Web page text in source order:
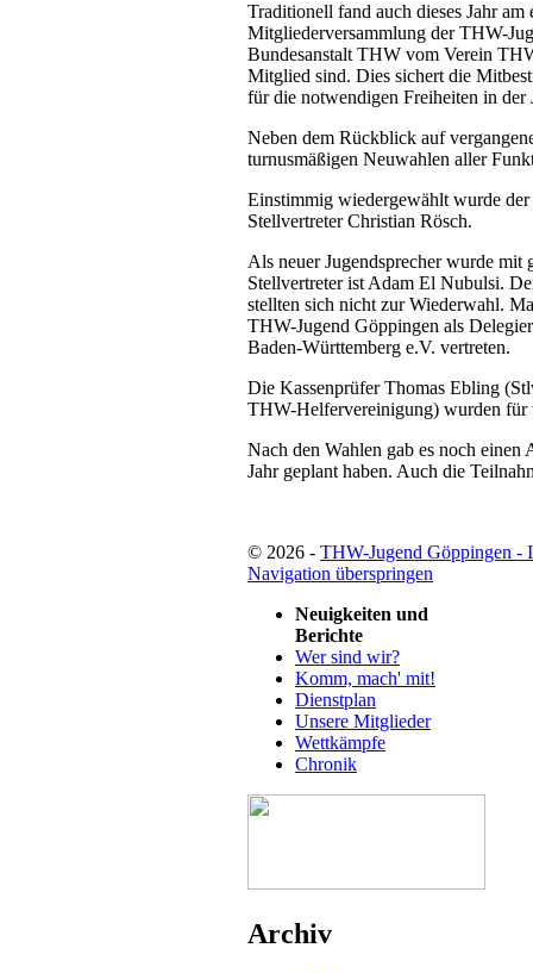
Traditionell fand auch dieses Jahr am
Mitgliederversammlung der THW-
Bundesanstalt THW vom Verein
Mitglied sind. Dies sichert die
für die notwendigen Freiheiten in der
Neben dem Rückblick auf
turnusmäßigen Neuwahlen aller
Einstimmig wiedergewählt wurde
Stellvertreter Christian Rösch.
Als neuer Jugendsprecher wurde
Stellvertreter ist Adam El Nubulsi.
stellten sich nicht zur Wiederwahl.
THW-Jugend Göppingen als
Baden-Württemberg e.V. vertreten.
Die Kassenprüfer Thomas Ebling
THW-Helfervereinigung) wurden für
Nach den Wahlen gab es noch
Jahr geplant haben. Auch die
© 2026 - THW-Jugend Göppingen -
Navigation überspringen
Neuigkeiten und
Berichte
Wer sind wir?
Komm, mach' mit!
Dienstplan
Unsere Mitglieder
Wettkämpfe
Chronik
Archiv